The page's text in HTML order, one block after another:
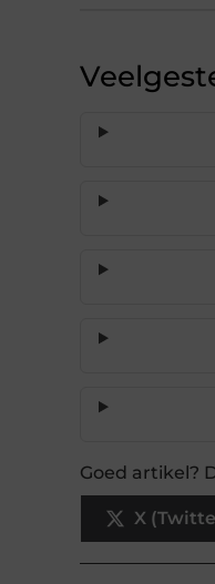
Goed artikel?
X